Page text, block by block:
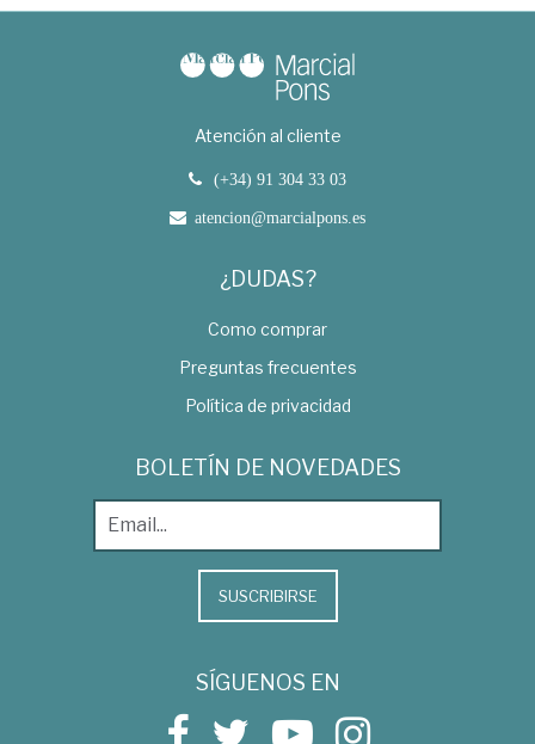
Atención al cliente
(+34) 91 304 33 03
atencion@marcialpons.es
¿DUDAS?
Como comprar
Preguntas frecuentes
Política de privacidad
BOLETÍN DE NOVEDADES
SUSCRIBIRSE
SÍGUENOS EN